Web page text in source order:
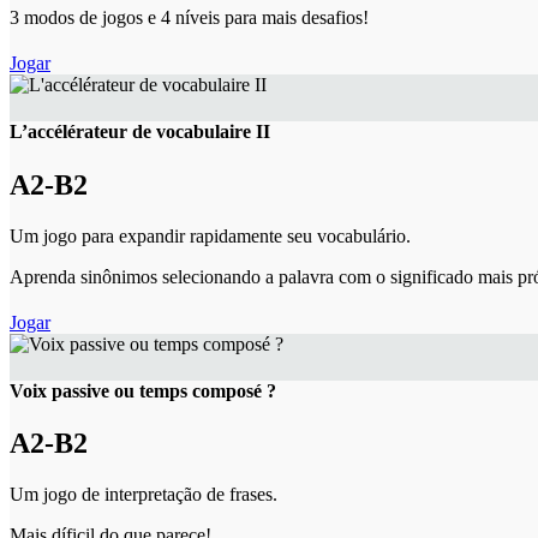
3 modos de jogos e 4 níveis para mais desafios!
Jogar
L’accélérateur de vocabulaire II
A2-B2
Um jogo para expandir rapidamente seu vocabulário.
Aprenda sinônimos selecionando a palavra com o significado mais
Jogar
Voix passive ou temps composé ?
A2-B2
Um jogo de interpretação de frases.